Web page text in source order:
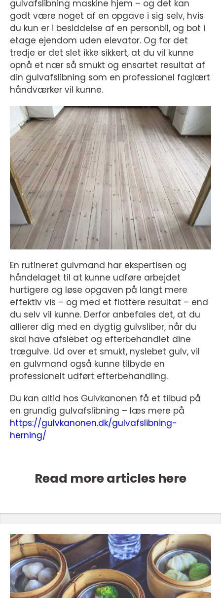
gulvafslibning maskine hjem – og det kan
godt være noget af en opgave i sig selv, hvis
du kun er i besiddelse af en personbil, og bot i
etage ejendom uden elevator. Og for det
tredje er det slet ikke sikkert, at du vil kunne
opnå et nær så smukt og ensartet resultat af
din gulvafslibning som en professionel faglært
håndværker vil kunne.
En rutineret gulvmand har ekspertisen og
håndelaget til at kunne udføre arbejdet
hurtigere og løse opgaven på langt mere
effektiv vis – og med et flottere resultat – end
du selv vil kunne. Derfor anbefales det, at du
allierer dig med en dygtig gulvsliber, når du
skal have afslebet og efterbehandlet dine
trægulve. Ud over et smukt, nyslebet gulv, vil
en gulvmand også kunne tilbyde en
professionelt udført efterbehandling.
Du kan altid hos Gulvkanonen få et tilbud på
en grundig gulvafslibning – læs mere på
https://gulvkanonen.dk/gulvafslibning-
herning/
Read more articles here